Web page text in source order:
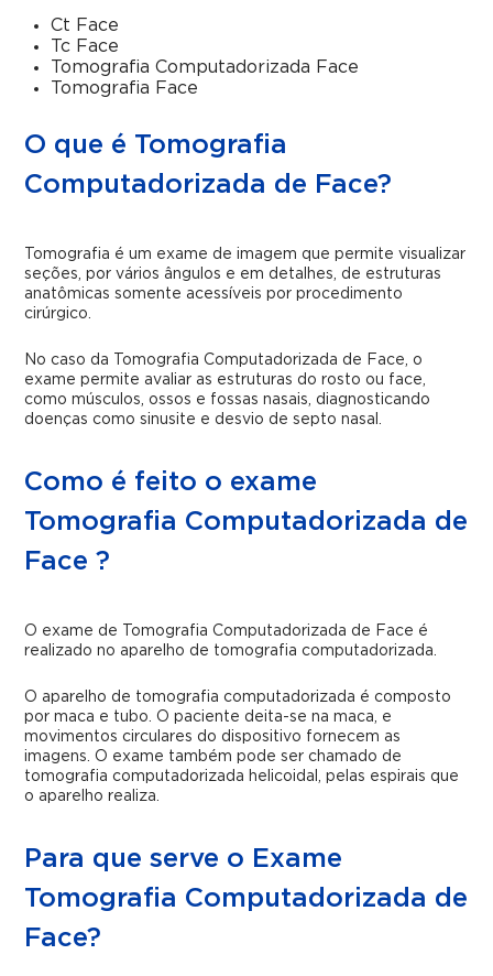
Ct Face
Tc Face
Tomografia Computadorizada Face
Tomografia Face
O que é Tomografia
Computadorizada de Face?
Tomografia é um exame de imagem que permite visualizar
seções, por vários ângulos e em detalhes, de estruturas
anatômicas somente acessíveis por procedimento
cirúrgico.
No caso da Tomografia Computadorizada de Face, o
exame permite avaliar as estruturas do rosto ou face,
como músculos, ossos e fossas nasais, diagnosticando
doenças como sinusite e desvio de septo nasal.
Como é feito o exame
Tomografia Computadorizada de
Face ?
O exame de Tomografia Computadorizada de Face é
realizado no aparelho de tomografia computadorizada.
O aparelho de tomografia computadorizada é composto
por maca e tubo. O paciente deita-se na maca, e
movimentos circulares do dispositivo fornecem as
imagens. O exame também pode ser chamado de
tomografia computadorizada helicoidal, pelas espirais que
o aparelho realiza.
Para que serve o Exame
Tomografia Computadorizada de
Face?